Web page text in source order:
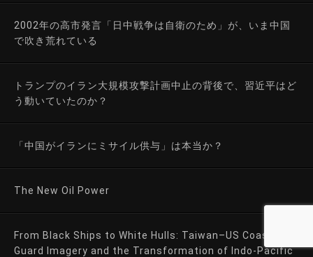
2002年の高市発言「日中戦争は自衛のため」が、いま中国
で吹き荒れている
トランプのイラン大規模攻撃計画中止の背後で、習近平はど
う動いていたのか？
「中国がイランにミサイル供与」は本当か？
The New Oil Power
From Black Ships to White Hulls: Taiwan–US Coast
Guard Imagery and the Transformation of Indo-Pacific